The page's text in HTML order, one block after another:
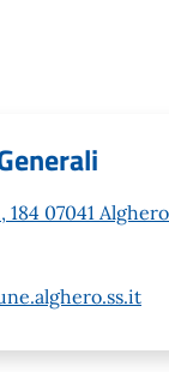
07041 Alghero